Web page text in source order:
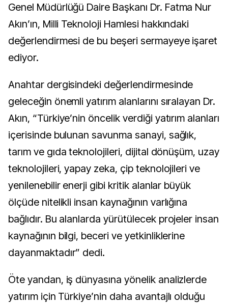
Genel Müdürlüğü Daire Başkanı Dr. Fatma Nur
Akın’ın, Milli Teknoloji Hamlesi hakkındaki
değerlendirmesi de bu beşeri sermayeye işaret
ediyor.
Anahtar dergisindeki değerlendirmesinde
geleceğin önemli yatırım alanlarını sıralayan Dr.
Akın, “Türkiye’nin öncelik verdiği yatırım alanları
içerisinde bulunan savunma sanayi, sağlık,
tarım ve gıda teknolojileri, dijital dönüşüm, uzay
teknolojileri, yapay zeka, çip teknolojileri ve
yenilenebilir enerji gibi kritik alanlar büyük
ölçüde nitelikli insan kaynağının varlığına
bağlıdır. Bu alanlarda yürütülecek projeler insan
kaynağının bilgi, beceri ve yetkinliklerine
dayanmaktadır” dedi.
Öte yandan, iş dünyasına yönelik analizlerde
yatırım için Türkiye’nin daha avantajlı olduğu